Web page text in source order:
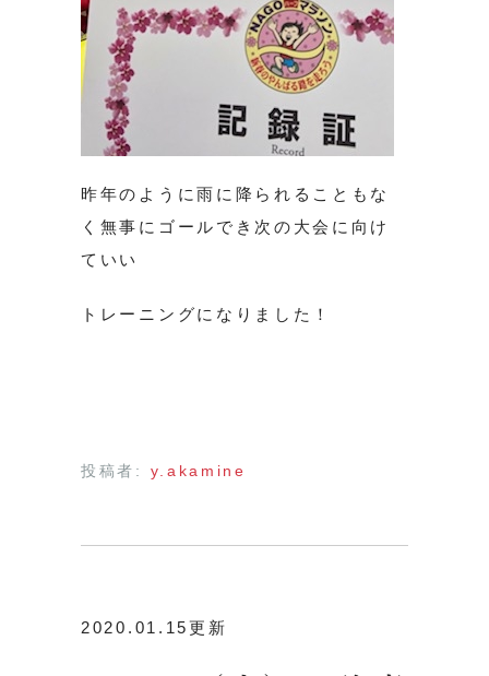
昨年のように雨に降られることもな
く無事にゴールでき次の大会に向け
ていい
トレーニングになりました！
投稿者: y.akamine
2020.01.15更新